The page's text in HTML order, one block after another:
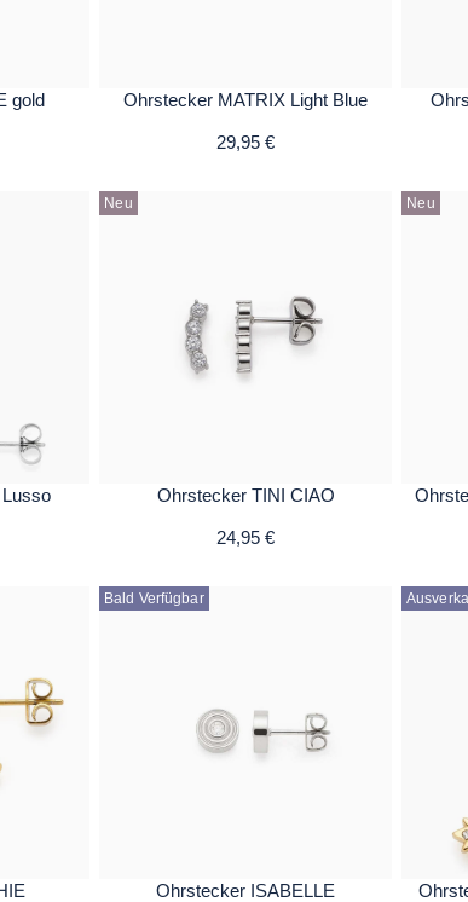
gold Ohrstecker MATRIX Light Blue
29,95 €
Neu
Ohrstecker TINI CIAO
24,95 €
Neu
Bald Verfügbar
Ohrstecker ISABELLE